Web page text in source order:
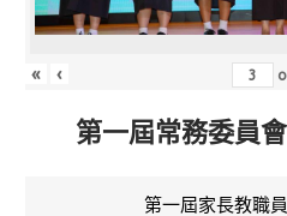
« ‹
第一屆常務委員
第一屆家長教職